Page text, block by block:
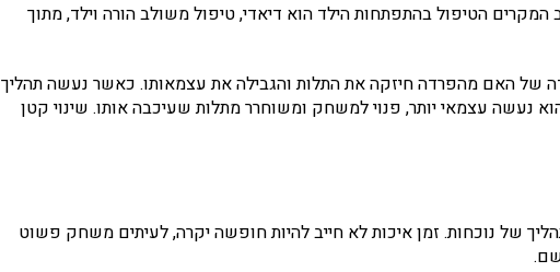
הטיפול בהתפתחות הילד הוא דיאדי, טיפול משולב הורה וילד, מתוך
של האם מהפרדה חיזקה את התלות והגבילה את עצמאותו. כאשר נעשה תהליך
נעשה עצמאי יותר, פנוי למשחק ומשוחרר מתלות שעיכבה אותו. שינוי קטן
של נוכחות. זמן איכות לא חייב להיות חופשה יקרה, לעיתים משחק פשוט